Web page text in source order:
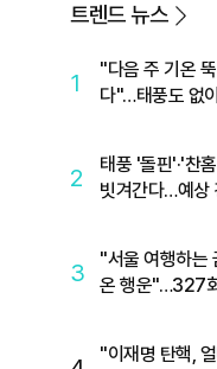
트렌드 뉴스
1
"다음 주 기온
다"…태풍도 없
2
태풍 '돌핀'·'찬
빗겨간다…예상
3
"서울 여행하는
온 행운"…327
"이재명 탄핵,